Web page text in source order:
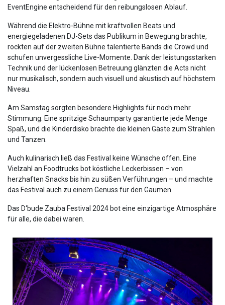
EventEngine entscheidend für den reibungslosen Ablauf.
Während die Elektro-Bühne mit kraftvollen Beats und
energiegeladenen DJ-Sets das Publikum in Bewegung brachte,
rockten auf der zweiten Bühne talentierte Bands die Crowd und
schufen unvergessliche Live-Momente. Dank der leistungsstarken
Technik und der lückenlosen Betreuung glänzten die Acts nicht
nur musikalisch, sondern auch visuell und akustisch auf höchstem
Niveau.
Am Samstag sorgten besondere Highlights für noch mehr
Stimmung: Eine spritzige Schaumparty garantierte jede Menge
Spaß, und die Kinderdisko brachte die kleinen Gäste zum Strahlen
und Tanzen.
Auch kulinarisch ließ das Festival keine Wünsche offen. Eine
Vielzahl an Foodtrucks bot köstliche Leckerbissen – von
herzhaften Snacks bis hin zu süßen Verführungen – und machte
das Festival auch zu einem Genuss für den Gaumen.
Das D‘bude Zauba Festival 2024 bot eine einzigartige Atmosphäre
für alle, die dabei waren.